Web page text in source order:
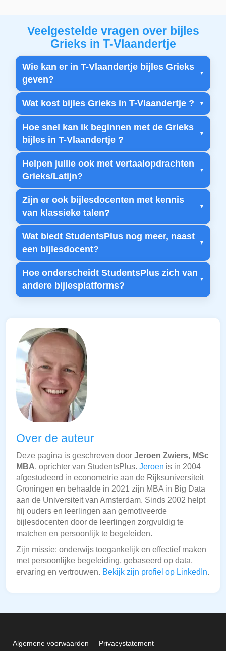
Veelgestelde vragen over bijles
Grieks in T-Vlaandertje
Wie kan er in T-Vlaandertje bijles Grieks
geven?
Wat kost bijles Grieks in T-Vlaandertje ?
Hoe snel kan ik beginnen met de Grieks
bijles in T-Vlaandertje ?
Helpen jullie ook met vertaalopdrachten
Grieks/Latijn?
Zijn er ook bijlesdocenten met kennis
van klassieke talen?
Wat biedt StudentsPlus nog meer, naast
een bijlesdocent?
Hoe onderscheidt StudentsPlus zich van
andere bijlesplatforms?
Over de auteur
Deze pagina is geschreven door Jeroen Zwiers, MSc
MBA, oprichter van StudentsPlus. Jeroen is in 2004
afgestudeerd in econometrie aan de Rijksuniversiteit
Groningen en behaalde in 2021 zijn MBA in Big Data
aan de Universiteit van Amsterdam. Sinds 2002 helpt
hij ouders en leerlingen aan gemotiveerde
bijlesdocenten door de leerlingen zorgvuldig te
matchen en persoonlijk te begeleiden.
Zijn missie: onderwijs toegankelijk en effectief maken
met persoonlijke begeleiding, gebaseerd op data,
ervaring en vertrouwen. Bekijk zijn profiel op LinkedIn.
Algemene voorwaarden Privacystatement